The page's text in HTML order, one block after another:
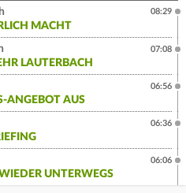
MACHT
08:29
LAUTERBACH
07:08
ANGEBOT AUS
06:56
06:36
UNTERWEGS
06:06